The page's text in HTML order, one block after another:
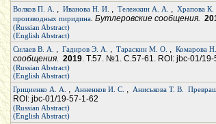
Волков П. А.
, Иванова Н. И. , Тележкин А. А. , Храпова К.
производных пиридина. Бутлеровские сообщения.
(Russian Abstract)
(English Abstract)
Силаев В. А.
, Гадиров Э. А. , Тараскин М. О. , Комарова
сообщения. 2019. Т.57. №1. С.57-61. ROI: jbc-01/19-
(Russian Abstract)
(English Abstract)
Грициенко А. А.
, Анненков И. С. , Аниськова Т. В.
ROI: jbc-01/19-57-1-62
(Russian Abstract)
(English Abstract)